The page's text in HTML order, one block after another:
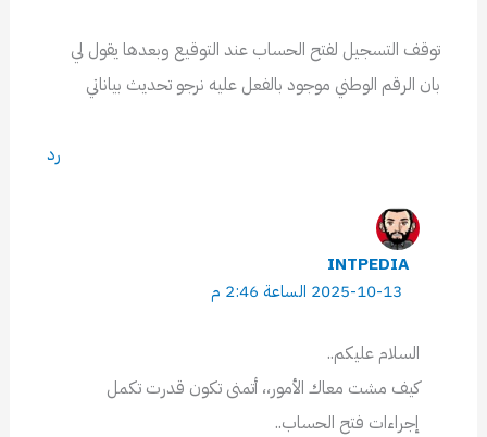
توقف التسجيل لفتح الحساب عند التوقيع وبعدها يقول لي
بان الرقم الوطني موجود بالفعل عليه نرجو تحديث بياناتي
رد
INTPEDIA
2025-10-13 الساعة 2:46 م
السلام عليكم..
كيف مشت معاك الأمور،، أتمنى تكون قدرت تكمل
إجراءات فتح الحساب..